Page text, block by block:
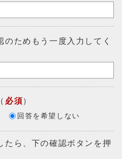
のためもう一度入力してく
（ 必須）
回答を希望しない
たら、下の確認ボタンを押